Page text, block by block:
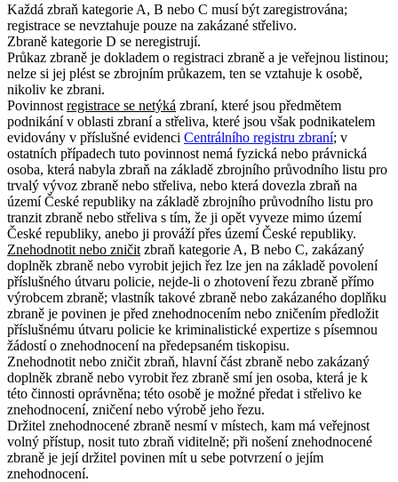
Každá zbraň kategorie A, B nebo C musí být zaregistrována;
registrace se nevztahuje pouze na zakázané střelivo.
Zbraně kategorie D se neregistrují.
Průkaz zbraně je dokladem o registraci zbraně a je veřejnou listinou;
nelze si jej plést se zbrojním průkazem, ten se vztahuje k osobě,
nikoliv ke zbrani.
Povinnost registrace se netýká zbraní, které jsou předmětem
podnikání v oblasti zbraní a střeliva, které jsou však podnikatelem
evidovány v příslušné evidenci Centrálního registru zbraní; v
ostatních případech tuto povinnost nemá fyzická nebo právnická
osoba, která nabyla zbraň na základě zbrojního průvodního listu pro
trvalý vývoz zbraně nebo střeliva, nebo která dovezla zbraň na
území České republiky na základě zbrojního průvodního listu pro
tranzit zbraně nebo střeliva s tím, že ji opět vyveze mimo území
České republiky, anebo ji prováží přes území České republiky.
Znehodnotit nebo zničit zbraň kategorie A, B nebo C, zakázaný
doplněk zbraně nebo vyrobit jejich řez lze jen na základě povolení
příslušného útvaru policie, nejde-li o zhotovení řezu zbraně přímo
výrobcem zbraně; vlastník takové zbraně nebo zakázaného doplňku
zbraně je povinen je před znehodnocením nebo zničením předložit
příslušnému útvaru policie ke kriminalistické expertize s písemnou
žádostí o znehodnocení na předepsaném tiskopisu.
Znehodnotit nebo zničit zbraň, hlavní část zbraně nebo zakázaný
doplněk zbraně nebo vyrobit řez zbraně smí jen osoba, která je k
této činnosti oprávněna; této osobě je možné předat i střelivo ke
znehodnocení, zničení nebo výrobě jeho řezu.
Držitel znehodnocené zbraně nesmí v místech, kam má veřejnost
volný přístup, nosit tuto zbraň viditelně; při nošení znehodnocené
zbraně je její držitel povinen mít u sebe potvrzení o jejím
znehodnocení.